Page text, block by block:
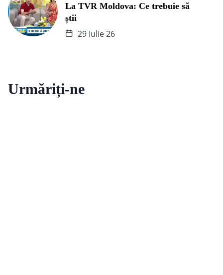
La TVR Moldova: Ce trebuie să
știi
29 Iulie 26
Urmăriți-ne